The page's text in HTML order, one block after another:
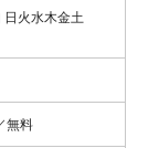
火水木金土
無料